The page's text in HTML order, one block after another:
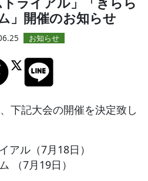
・選手
技ガイド
・登録
トリー
SERIESとは
」開催のお知らせ
下記大会の開催を決定致し
アル（7月18日）
（7月19日）